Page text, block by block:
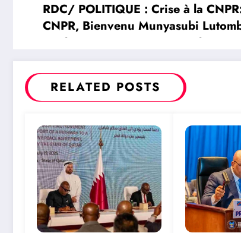
RDC/ POLITIQUE : Crise à la
CNPR, Bienvenu Munyasubi
un décaissement jugé irrégulier
RELATED POSTS